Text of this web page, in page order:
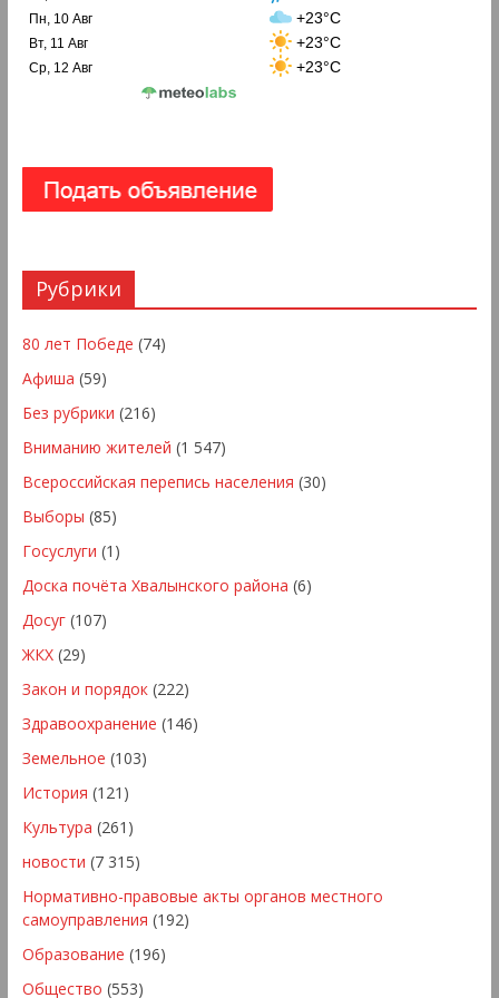
Пн, 10 Авг +23°C
Вт, 11 Авг +23°C
Ср, 12 Авг +23°C
Рубрики
80 лет Победе (74)
Афиша (59)
Без рубрики (216)
Вниманию жителей (1 547)
Всероссийская перепись населения (30)
Выборы (85)
Госуслуги (1)
Доска почёта Хвалынского района (6)
Досуг(107)
ЖКХ(29)
Закон и порядок(222)
Здравоохранение (146)
Земельное (103)
История (121)
Культура (261)
новости (7 315)
Нормативно-правовые акты органов местного
самоуправления (192)
Образование (196)
Общество (553)